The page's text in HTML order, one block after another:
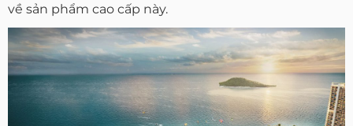
về sản phẩm cao cấp này.